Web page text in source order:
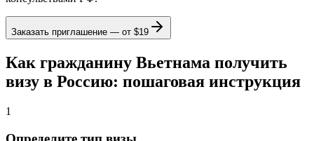
Заказать приглашение — от $19
Как гражданину Вьетнама получить
визу в Россию: пошаговая инструкция
1